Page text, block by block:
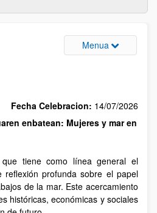
Menua
Fecha Celebracion: 14/07/2026
enbatean: Mujeres y mar en
tiene como línea general el
reflexión profunda sobre el papel
de la mar. Este acercamiento
históricas, económicas y sociales